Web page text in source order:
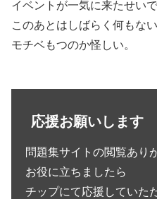
イベントが一気に来たせいで
このあとはしばらく何もな
モチベもつのか怪しい。
応援お願いします
問題集サイトの閲覧あり
お役に立ちましたら
チップにて応援していた